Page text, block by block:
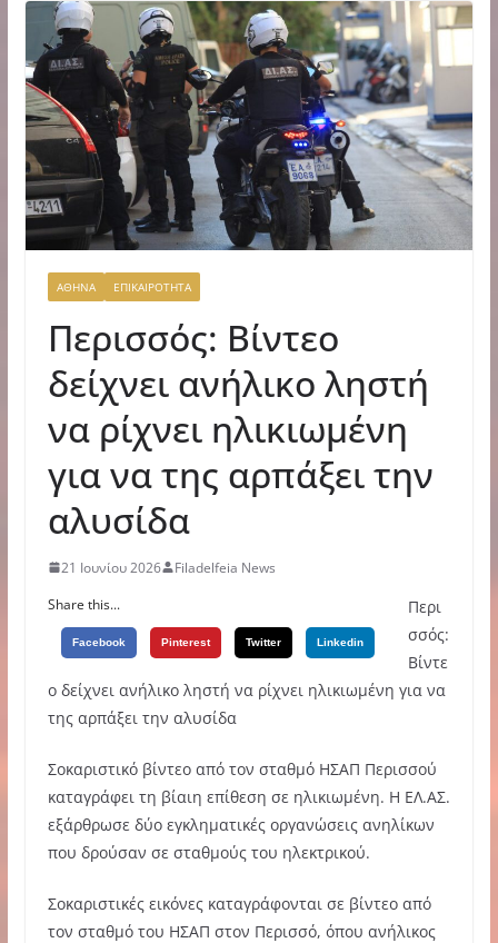
ΑΘΗΝΑ ΕΠΙΚΑΙΡΟΤΗΤΑ
Περισσός: Βίντεο
δείχνει ανήλικο ληστή
να ρίχνει ηλικιωμένη
για να της αρπάξει την
αλυσίδα
21 Ιουνίου 2026
Filadelfeia News
Share this...
Facebook Pinterest Twitter Linkedin
Περι
σσός:
Βίντε
ο δείχνει ανήλικο ληστή να ρίχνει ηλικιωμένη για να
της αρπάξει την αλυσίδα
Σοκαριστικό βίντεο από τον σταθμό ΗΣΑΠ Περισσού
καταγράφει τη βίαιη επίθεση σε ηλικιωμένη. Η ΕΛ.ΑΣ.
εξάρθρωσε δύο εγκληματικές οργανώσεις ανηλίκων
που δρούσαν σε σταθμούς του ηλεκτρικού.
Σοκαριστικές εικόνες καταγράφονται σε βίντεο από
τον σταθμό του ΗΣΑΠ στον Περισσό, όπου ανήλικος